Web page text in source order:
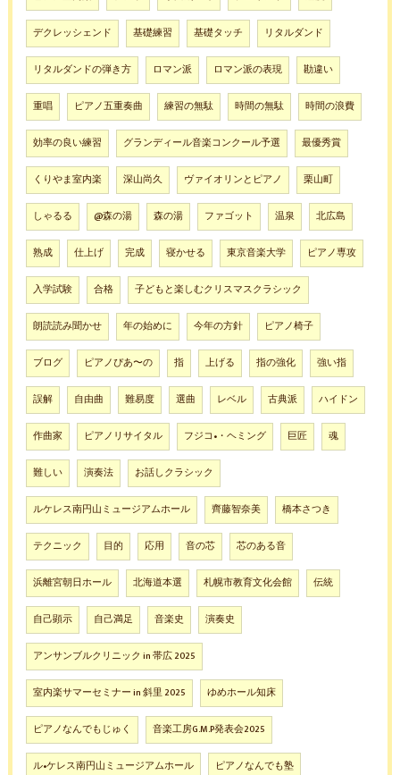
デクレッシェンド 基礎練習 基礎タッチ リタルダンド
リタルダンドの弾き方 ロマン派 ロマン派の表現 勘違い
重唱 ピアノ五重奏曲 練習の無駄 時間の無駄 時間の浪費
効率の良い練習 グランディール音楽コンクール予選 最優秀賞
くりやま室内楽 深山尚久 ヴァイオリンとピアノ 栗山町
しゃるる @森の湯 森の湯 ファゴット 温泉 北広島
熟成 仕上げ 完成 寝かせる 東京音楽大学 ピアノ専攻
入学試験 合格 子どもと楽しむクリスマスクラシック
朗読読み聞かせ 年の始めに 今年の方針 ピアノ椅子
ブログ ピアノぴあ〜の 指 上げる 指の強化 強い指
誤解 自由曲 難易度 選曲 レベル 古典派 ハイドン
作曲家 ピアノリサイタル フジコ•・ヘミング 巨匠 魂
難しい 演奏法 お話しクラシック
ルケレス南円山ミュージアムホール 齊藤智奈美 橋本さつき
テクニック 目的 応用 音の芯 芯のある音
浜離宮朝日ホール 北海道本選 札幌市教育文化会館 伝統
自己顕示 自己満足 音楽史 演奏史
アンサンブルクリニック in 帯広 2025
室内楽サマーセミナー in 斜里 2025 ゆめホール知床
ピアノなんでもじゅく 音楽工房G.M.P発表会2025
ル•ケレス南円山ミュージアムホール ピアノなんでも塾